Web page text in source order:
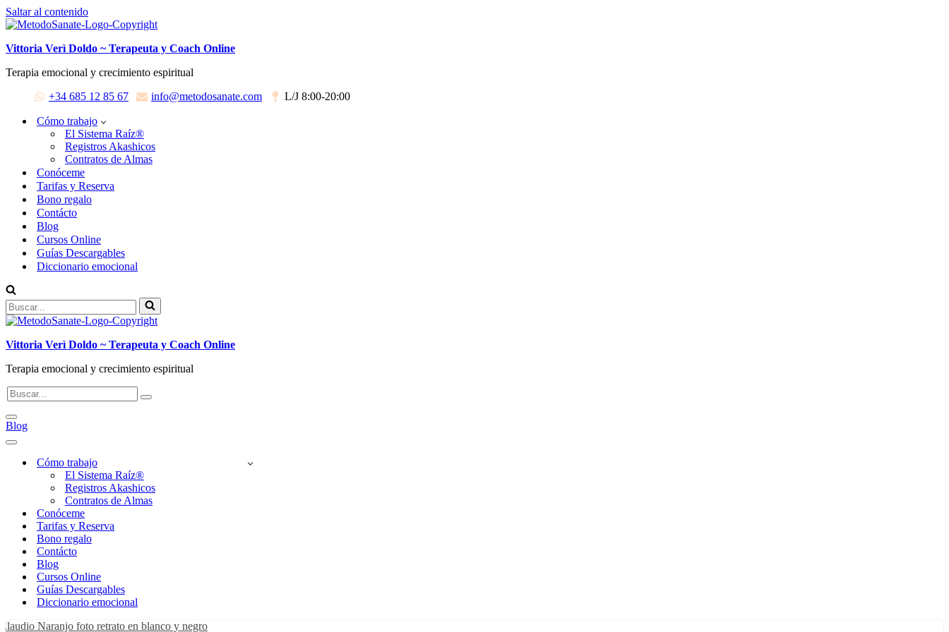
Saltar al contenido
Vittoria Verì Doldo ~ Terapeuta y Coach Online
Terapia emocional y crecimiento espiritual
+34 685 12 85 67
info@metodosanate.com L/J 8:00-20:00
Cómo trabajo
El Sistema Raíz®
Registros Akashicos
Contratos de Almas
Conóceme
Tarifas y Reserva
Bono regalo
Contácto
Blog
Cursos Online
Guías Descargables
Diccionario emocional
Buscar...
Vittoria Verì Doldo ~ Terapeuta y Coach Online
Terapia emocional y crecimiento espiritual
Buscar...
Menú
de
navegación
Blog
Menú
navegaciónCómo trabajo
El Sistema Raíz®
Registros Akashicos
Contratos de Almas
Conóceme
Tarifas y Reserva
Bono regalo
Contácto
Blog
Cursos Online
Guías Descargables
Diccionario emocional